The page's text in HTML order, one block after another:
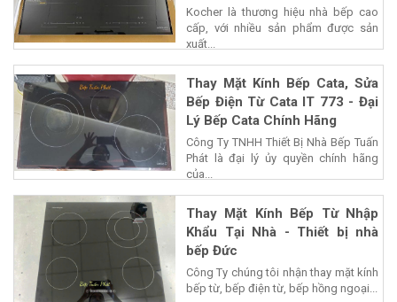
Kocher là thương hiệu nhà bếp cao
cấp, với nhiều sản phẩm được sản
xuất...
Thay Mặt Kính Bếp Cata, Sửa
Bếp Điện Từ Cata IT 773 - Đại
Lý Bếp Cata Chính Hãng
Công Ty TNHH Thiết Bị Nhà Bếp Tuấn
Phát là đại lý ủy quyền chính hãng
của...
Thay Mặt Kính Bếp Từ Nhập
Khẩu Tại Nhà - Thiết bị nhà
bếp Đức
Công Ty chúng tôi nhận thay mặt kính
bếp từ, bếp điện từ, bếp hồng ngoại...